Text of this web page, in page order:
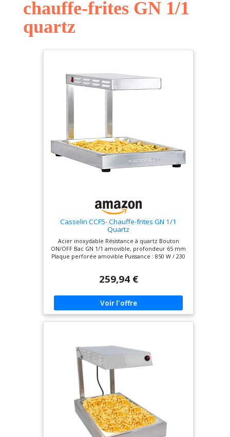
chauffe-frites GN 1/1
quartz
Casselin CCF5- Chauffe-frites GN 1/1
Quartz
Acier inoxydable Résistance à quartz Bouton
ON/OFF Bac GN 1/1 amovible, profondeur 65 mm
Plaque perforée amovible Puissance : 850 W / 230
259,94 €